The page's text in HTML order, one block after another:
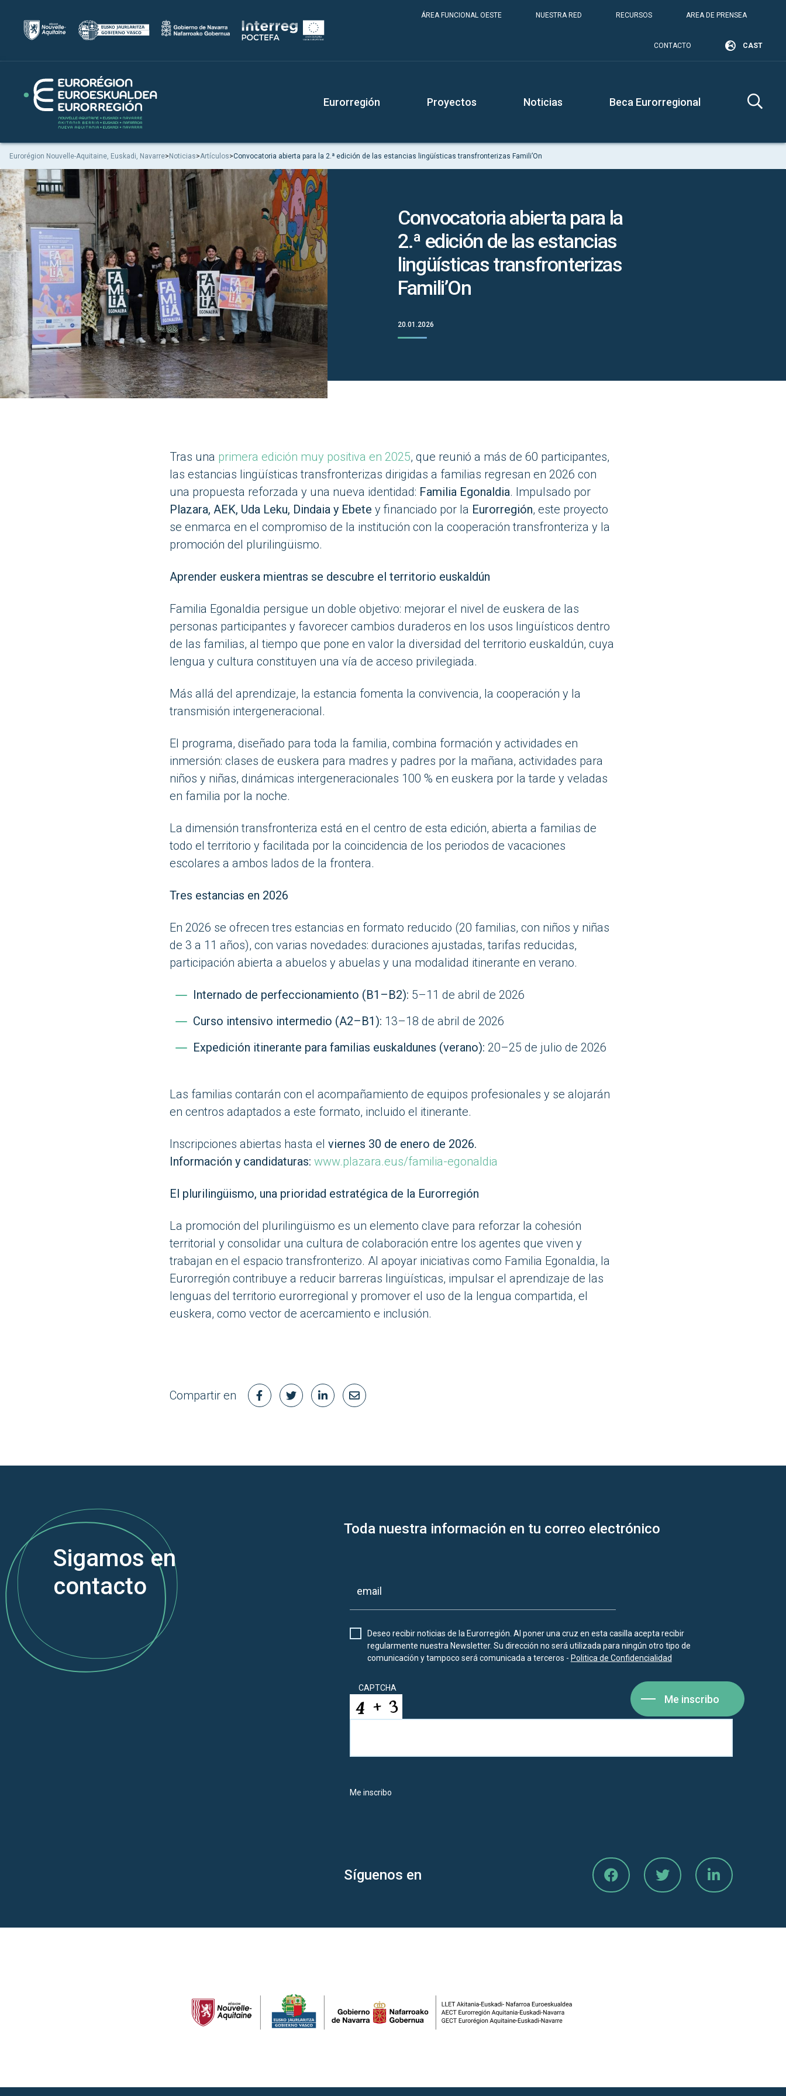
ÁREA FUNCIONAL OESTE NUESTRA RED RECURSOS AREA DE PRENSEA
CONTACTO CAST
Eurorregión Proyectos Noticias Beca Eurorregional
Eurorégion Nouvelle-Aquitaine, Euskadi, Navarre>Noticias>Artículos>Convocatoria abierta para la 2.ª edición de las estancias lingüísticas transfronterizas Famili’On
Convocatoria abierta para la
2.ª edición de las estancias
lingüísticas transfronterizas
Famili’On
20.01.2026
Tras una primera edición muy positiva en 2025, que reunió a más de 60 participantes,
las estancias lingüísticas transfronterizas dirigidas a familias regresan en 2026 con
una propuesta reforzada y una nueva identidad: Familia Egonaldia. Impulsado por
Plazara, AEK, Uda Leku, Dindaia y Ebete y financiado por la Eurorregión, este proyecto
se enmarca en el compromiso de la institución con la cooperación transfronteriza y la
promoción del plurilingüismo.
Aprender euskera mientras se descubre el territorio euskaldún
Familia Egonaldia persigue un doble objetivo: mejorar el nivel de euskera de las
personas participantes y favorecer cambios duraderos en los usos lingüísticos dentro
de las familias, al tiempo que pone en valor la diversidad del territorio euskaldún, cuya
lengua y cultura constituyen una vía de acceso privilegiada.
Más allá del aprendizaje, la estancia fomenta la convivencia, la cooperación y la
transmisión intergeneracional.
El programa, diseñado para toda la familia, combina formación y actividades en
inmersión: clases de euskera para madres y padres por la mañana, actividades para
niños y niñas, dinámicas intergeneracionales 100 % en euskera por la tarde y veladas
en familia por la noche.
La dimensión transfronteriza está en el centro de esta edición, abierta a familias de
todo el territorio y facilitada por la coincidencia de los periodos de vacaciones
escolares a ambos lados de la frontera.
Tres estancias en 2026
En 2026 se ofrecen tres estancias en formato reducido (20 familias, con niños y niñas
de 3 a 11 años), con varias novedades: duraciones ajustadas, tarifas reducidas,
participación abierta a abuelos y abuelas y una modalidad itinerante en verano.
Internado de perfeccionamiento (B1–B2): 5–11 de abril de 2026
Curso intensivo intermedio (A2–B1): 13–18 de abril de 2026
Expedición itinerante para familias euskaldunes (verano): 20–25 de julio de 2026
Las familias contarán con el acompañamiento de equipos profesionales y se alojarán
en centros adaptados a este formato, incluido el itinerante.
Inscripciones abiertas hasta el viernes 30 de enero de 2026.
Información y candidaturas: www.plazara.eus/familia-egonaldia
El plurilingüismo, una prioridad estratégica de la Eurorregión
La promoción del plurilingüismo es un elemento clave para reforzar la cohesión
territorial y consolidar una cultura de colaboración entre los agentes que viven y
trabajan en el espacio transfronterizo. Al apoyar iniciativas como Familia Egonaldia, la
Eurorregión contribuye a reducir barreras lingüísticas, impulsar el aprendizaje de las
lenguas del territorio eurorregional y promover el uso de la lengua compartida, el
euskera, como vector de acercamiento e inclusión.
Compartir en
Sigamos en
contacto
Toda nuestra información en tu correo electrónico
Deseo recibir noticias de la Eurorregión. Al poner una cruz en esta casilla acepta recibir
regularmente nuestra Newsletter. Su dirección no será utilizada para ningún otro tipo de
comunicación y tampoco será comunicada a terceros - Politica de Confidencialidad
CAPTCHA
Me inscribo
Me inscribo
Síguenos en